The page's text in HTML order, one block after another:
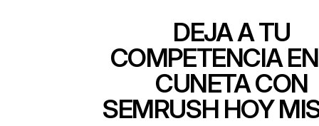
DEJA A TU
COMPETENCIA
CUNETA CON
SEMRUSH HOY